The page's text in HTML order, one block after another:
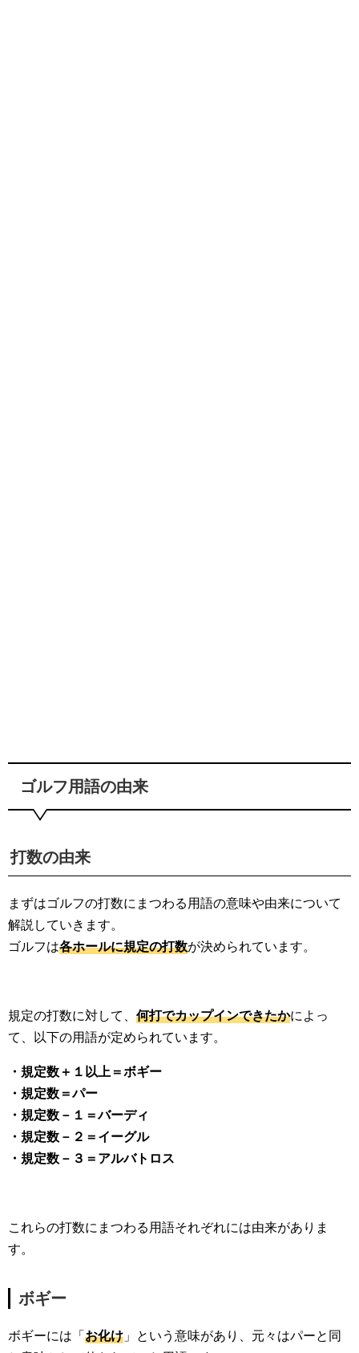
ゴルフ用語の由来
打数の由来
まずはゴルフの打数にまつわる用語の意味や由来について
解説していきます。
ゴルフは各ホールに規定の打数が決められています。
規定の打数に対して、 何打でカップインできたかによっ
て、以下の用語が定められています。
・規定数＋１以上＝ボギー
・規定数＝パー
・規定数－１＝バーディ
・規定数－２＝イーグル
・規定数－３＝アルバトロス
これらの打数にまつわる用語それぞれには由来がありま
す。
ボギー
ボギーには「お化け 」という意味があり、元々はパーと同